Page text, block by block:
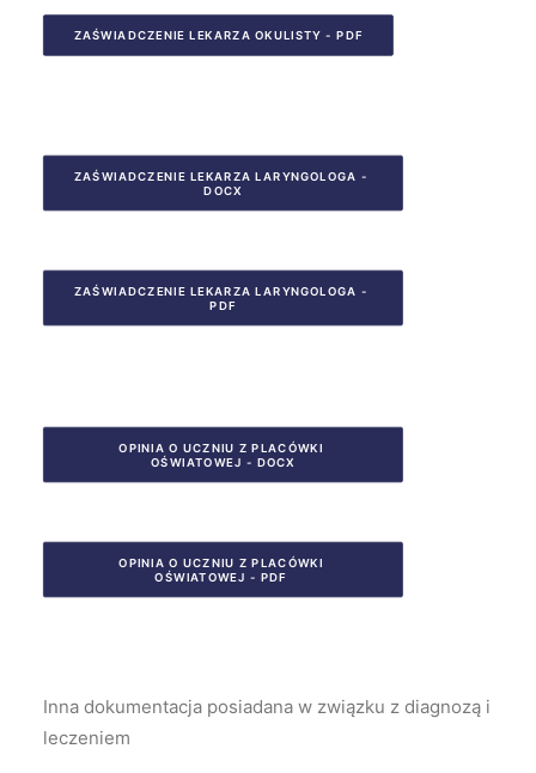
ZAŚWIADCZENIE LEKARZA OKULISTY - PDF
ZAŚWIADCZENIE LEKARZA LARYNGOLOGA -
DOCX
ZAŚWIADCZENIE LEKARZA LARYNGOLOGA -
PDF
OPINIA O UCZNIU Z PLACÓWKI
OŚWIATOWEJ - DOCX
OPINIA O UCZNIU Z PLACÓWKI
OŚWIATOWEJ - PDF
Inna dokumentacja posiadana w związku z diagnozą i
leczeniem